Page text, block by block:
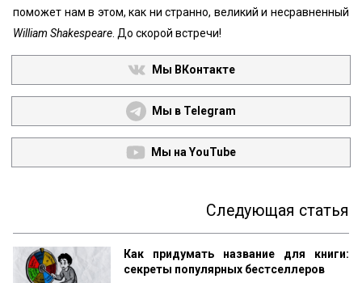
поможет нам в этом, как ни странно, великий и несравненный
William Shakespeare . До скорой встречи!
Мы ВКонтакте
Мы в Telegram
Мы на YouTube
Следующая статья
Как придумать название для книги:
секреты популярных бестселлеров